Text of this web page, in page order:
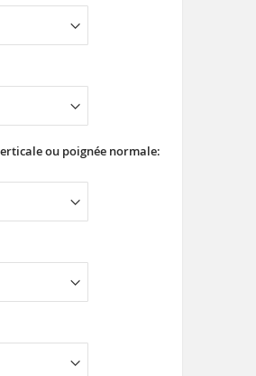
ou poignée normale: